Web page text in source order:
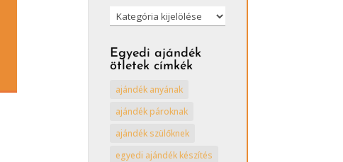
Egyedi
ajándék
ötletek
kategóriái
Egyedi ajándék
ötletek címkék
ajándék anyának
ajándék pároknak
ajándék szülőknek
egyedi ajándék készítés